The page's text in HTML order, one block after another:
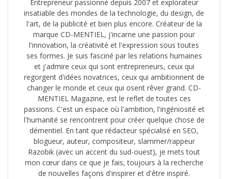
Entrepreneur passionné depuis 2007 et explorateur
insatiable des mondes de la technologie, du design, de
l'art, de la publicité et bien plus encore. Créateur de la
marque CD-MENTIEL, j'incarne une passion pour
l'innovation, la créativité et l'expression sous toutes
ses formes. Je suis fasciné par les relations humaines
et j'admire ceux qui sont entrepreneurs, ceux qui
regorgent d'idées novatrices, ceux qui ambitionnent de
changer le monde et ceux qui osent rêver grand. CD-
MENTIEL Magazine, est le reflet de toutes ces
passions. C'est un espace où l'ambition, l'ingéniosité et
l'humanité se rencontrent pour créer quelque chose de
démentiel. En tant que rédacteur spécialisé en SEO,
blogueur, auteur, compositeur, slammer/rappeur
Razobik (avec un accent du sud-ouest), je mets tout
mon cœur dans ce que je fais, toujours à la recherche
de nouvelles façons d'inspirer et d'être inspiré.